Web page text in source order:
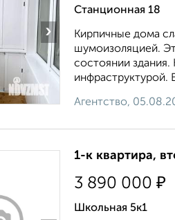
›
Станционная 18
Кирпичные дома
шумоизоляцией.
состоянии здания.
инфраструктурой.
Агентство,
1-к квартира,
3 890 000 ₽
Школьная 5к1